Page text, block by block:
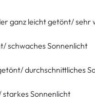
ganz leicht getönt/ sehr
schwaches Sonnenlicht
durchschnittliches
starkes Sonnenlicht